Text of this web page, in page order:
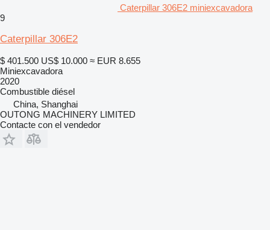
Caterpillar 306E2 miniexcavadora
9
Caterpillar 306E2
$ 401.500 US$ 10.000 ≈ EUR 8.655
Miniexcavadora
2020
Combustible diésel
China, Shanghai
OUTONG MACHINERY LIMITED
Contacte con el vendedor